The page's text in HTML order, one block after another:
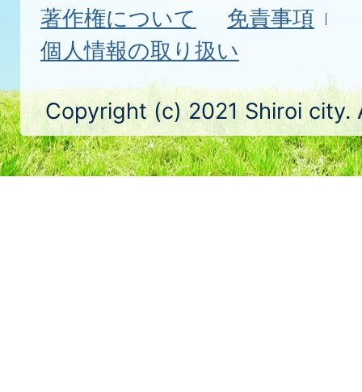
著作権について
免責事項
個人情報の取り扱い
Copyright (c) 2021 Shiroi city.